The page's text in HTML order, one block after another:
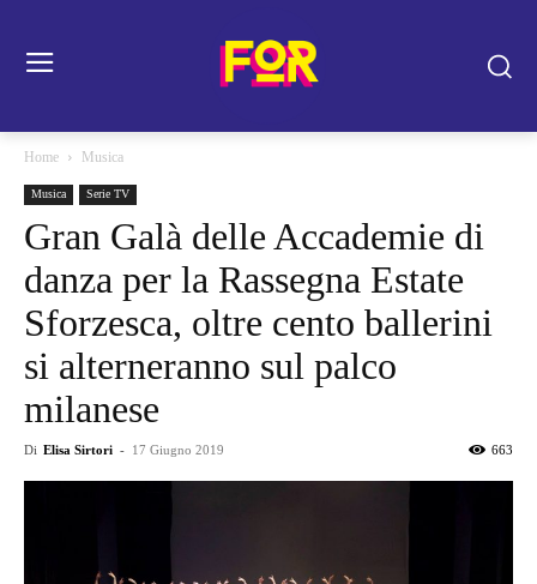
Home Musica
Musica Serie TV
Gran Galà delle Accademie di
danza per la Rassegna Estate
Sforzesca, oltre cento ballerini
si alterneranno sul palco
milanese
Di Elisa Sirtori - 17 Giugno 2019 663